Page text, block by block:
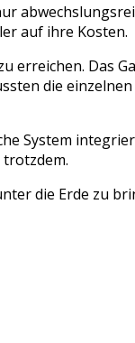
auf ihre Kosten.
erreichen. Das
die
System
trotzdem.
die Erde zu